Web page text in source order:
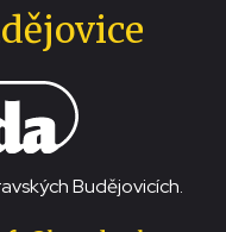
Budějovicích.